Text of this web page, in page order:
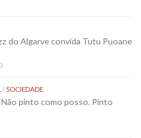
do Algarve convida Tutu Puoane
/SOCIEDADE
pinto como posso. Pinto